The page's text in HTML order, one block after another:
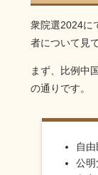
衆院選2024に
者について見
まず、比例中
の通りです。
自
公明